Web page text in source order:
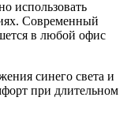
использовать
Современный
в любой офис
синего света и
при длительном